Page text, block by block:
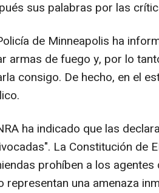
sus palabras por las
de Minneapolis ha
armas de fuego y, por lo
consigo. De hecho, en el
ha indicado que las
La Constitución de
prohíben a los
representan una amenaza